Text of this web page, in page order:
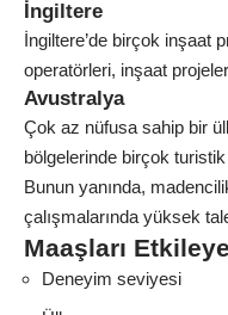
İngiltere
İngiltere’de birçok inşaat
operatörleri, inşaat
Avustralya
Çok az nüfusa sahip bir
bölgelerinde birçok
Bunun yanında,
çalışmalarında yüksek
Maaşları
Deneyim seviyesi